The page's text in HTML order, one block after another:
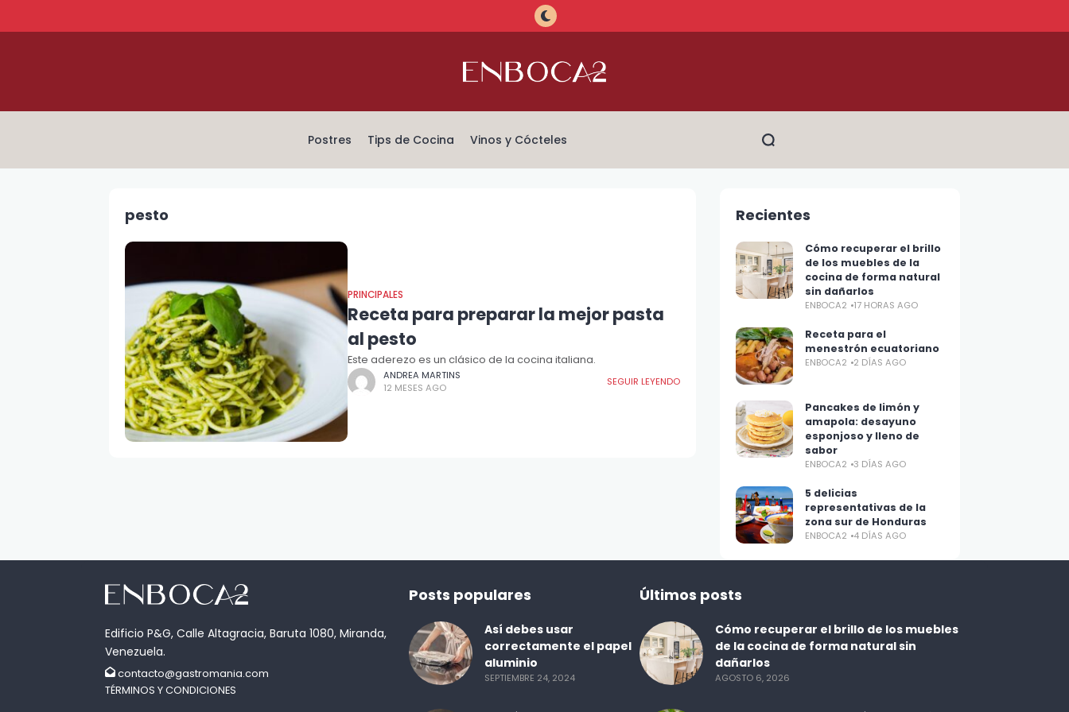
Postres Tips de Cocina Vinos y Cócteles
pesto
PRINCIPALES
Receta para preparar la mejor pasta
al pesto
Este aderezo es un clásico de la cocina italiana.
ANDREA MARTINS
12 MESES AGO
SEGUIR LEYENDO
Recientes
Cómo recuperar el brillo
de los muebles de la
cocina de forma natural
sin dañarlos
ENBOCA2 17 HORAS AGO
Receta para el
menestrón ecuatoriano
ENBOCA2 2 DÍAS AGO
Pancakes de limón y
amapola: desayuno
esponjoso y lleno de
sabor
ENBOCA2 3 DÍAS AGO
5 delicias
representativas de la
zona sur de Honduras
ENBOCA2 4 DÍAS AGO
Edificio P&G, Calle Altagracia, Baruta 1080, Miranda,
Venezuela.
contacto@gastromania.com
TÉRMINOS Y CONDICIONES
Posts populares
Así debes usar
correctamente el papel
aluminio
SEPTIEMBRE 24, 2024
Últimos posts
Cómo recuperar el brillo de los muebles
de la cocina de forma natural sin
dañarlos
AGOSTO 6, 2026